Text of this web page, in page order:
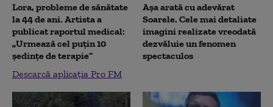
Lora, probleme de sănătate
la 44 de ani. Artista a
publicat raportul medical:
„Urmează cel puțin 10
ședințe de terapie”
Descarcă aplicația Pro FM
Așa arată cu adevărat
Soarele. Cele mai detaliate
imagini realizate vreodată
dezvăluie un fenomen
spectaculos